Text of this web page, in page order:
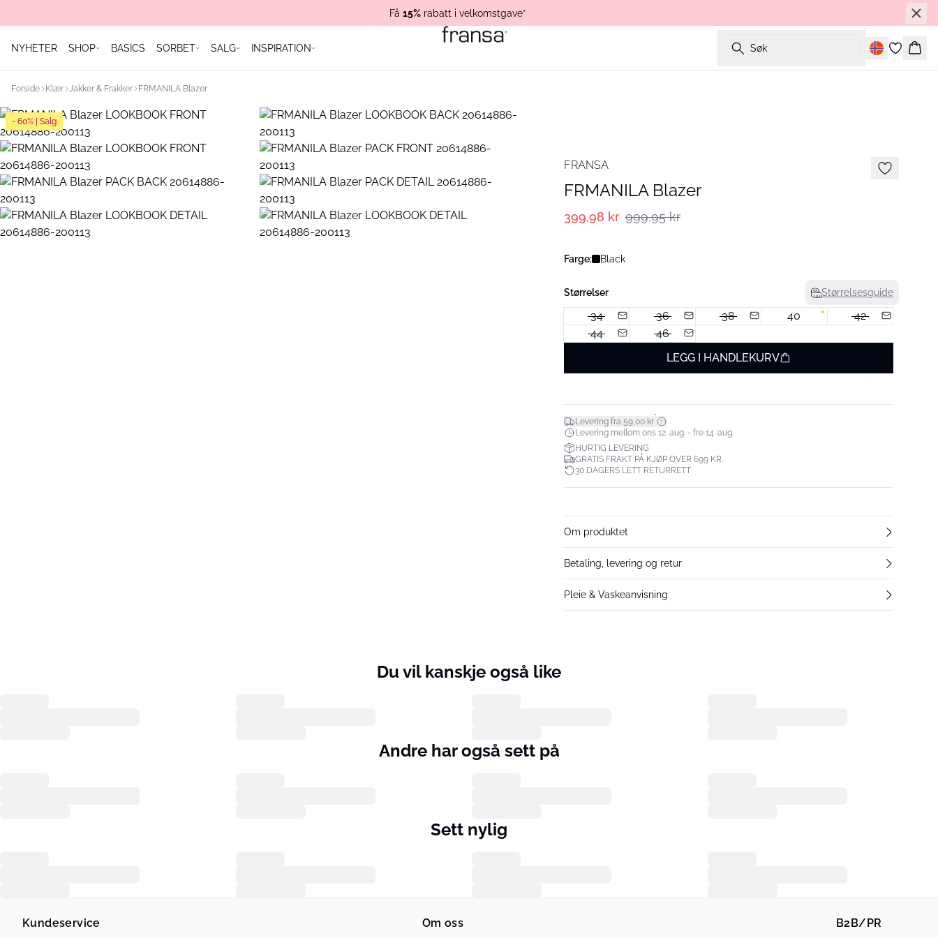
Få 15% rabatt i velkomstgave*
NYHETER SHOP BASICS SORBET SALG INSPIRATION Søk
Forside Klær Jakker & Frakker FRMANILA Blazer
- 60% | Salg
FRANSA
FRMANILA Blazer
399,98 kr 999,95 kr
Farge: Black
Størrelser Størrelsesguide
34 36 38 40
42
44
46
LEGG I HANDLEKURV
Levering fra 59,00 kr*
Levering mellom ons 12. aug. - fre 14. aug.
HURTIG LEVERING
GRATIS FRAKT PÅ KJØP OVER 699 KR.
30 DAGERS LETT RETURRETT
Om produktet
Betaling, levering og retur
Pleie & Vaskeanvisning
Du vil kanskje også like
Andre har også sett på
Sett nylig
Kundeservice Om oss B2B/PR